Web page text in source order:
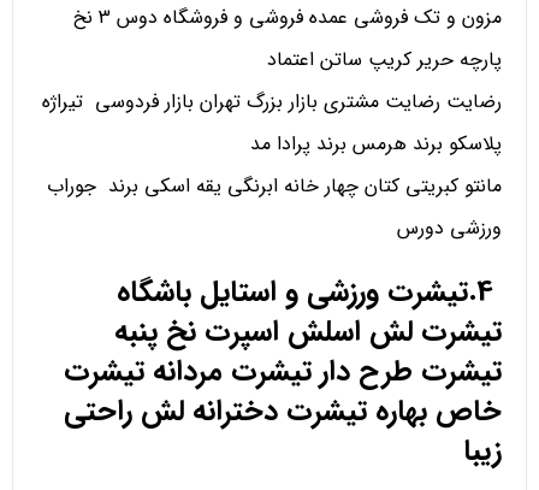
مزون و تک فروشی عمده فروشی و فروشگاه دوس 3 نخ
پارچه حریر کریپ ساتن اعتماد
رضایت رضایت مشتری بازار بزرگ تهران بازار فردوسی تیراژه
پلاسکو برند هرمس برند پرادا مد
مانتو کبریتی کتان چهار خانه ابرنگی یقه اسکی برند جوراب
ورزشی دورس
4.تیشرت ورزشی و استایل باشگاه
تیشرت لش اسلش اسپرت نخ پنبه
تیشرت طرح دار تیشرت مردانه تیشرت
خاص بهاره تیشرت دخترانه لش راحتی
زیبا